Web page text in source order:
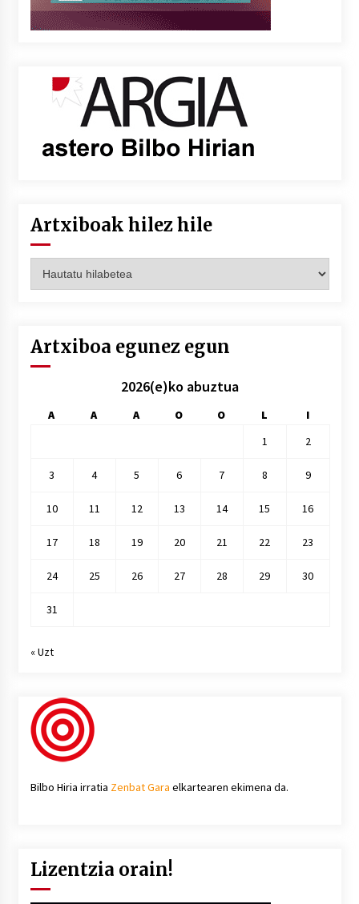
Artxiboak hilez hile
hilez
Artxiboa egunez egun
2026(e)ko abuztua
A A A O O L
I
1
2
3 4 5 6 7 8 9
10 11 12 13 14 15 16
17 18 19 20 21 22 23
24 25 26 27 28 29 30
31
« Uzt
Bilbo Hiria irratia Zenbat Gara elkartearen ekimena da.
Lizentzia orain!